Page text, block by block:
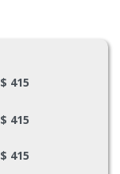
$ 415
$ 415
$ 415